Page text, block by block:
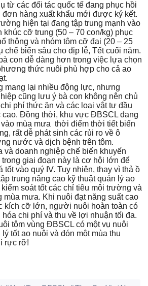
từ các đối tác quốc tế đang phục hồi
đơn hàng xuất khẩu mới được ký kết.
hiện tại đang tập trung mạnh vào
khúc cỡ trung (50 – 70 con/kg) phục
thông và nhóm tôm cỡ đại (20 – 25
chế biến sâu cho dịp lễ, Tết cuối năm.
con dễ dàng hơn trong việc lựa chọn
thức nuôi phù hợp cho cả ao
mang lại nhiều động lực, nhưng
cũng lưu ý bà con không nên chủ
phí thức ăn và các loại vật tư đầu
cao. Đồng thời, khu vực ĐBSCL đang
mùa mưa thời điểm thời tiết biến
rất dễ phát sinh các rủi ro về ô
nước và dịch bệnh trên tôm.
và doanh nghiệp chế biến khuyến
trong giai đoạn này là cơ hội lớn để
tốt vào quý IV. Tuy nhiên, thay vì thả ồ
trung nâng cao kỹ thuật quản lý ao
soát tốt các chỉ tiêu môi trường và
mùa mưa. Khi nuôi đạt năng suất cao
kích cỡ lớn, người nuôi hoàn toàn có
chi phí và thu về lợi nhuận tối đa.
tôm vùng ĐBSCL có một vụ nuôi
tốt ao nuôi và đón một mùa thu
rực rỡ!